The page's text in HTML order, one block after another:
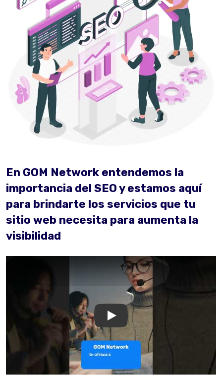
En GOM Network entendemos la
importancia del SEO y estamos aquí
para brindarte los servicios que tu
sitio web necesita para aumenta la
visibilidad
GOM Network